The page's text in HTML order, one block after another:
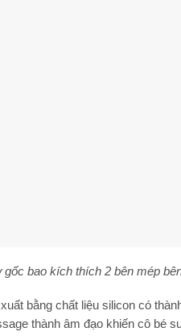
gốc bao kích thích 2 bên mép
bằng chất liệu silicon có
thành âm đạo khiến cô bé